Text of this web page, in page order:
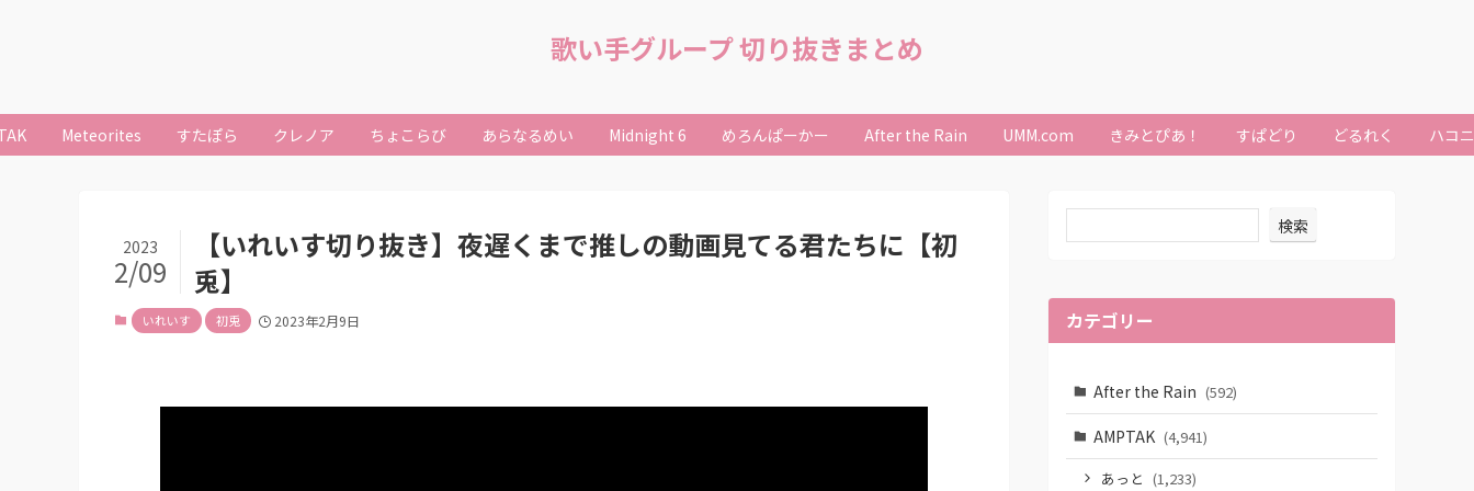
歌い手グループ 切り抜きまとめ
Meteorites すたぽら クレノア ちょこらび あらなるめい Midnight 6 めろんぱーかー After the Rain UMM.com きみとぴあ！ すぱどり どるれく ハコ
【いれいす切り抜き】夜遅くまで推しの動画見てる君たちに【初
兎】
2023
2/09
いれいす 初兎 2023年2月9日
検索
カテゴリー
After the Rain (592)
AMPTAK (4,941)
あっと (1,233)